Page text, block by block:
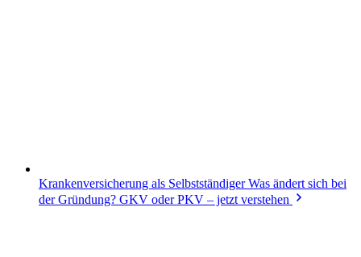
Krankenversicherung als Selbstständiger Was ändert sich bei
der Gründung? GKV oder PKV – jetzt verstehen